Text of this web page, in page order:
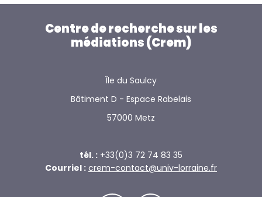
Centre de recherche sur les
médiations (Crem)
Île du Saulcy
Bâtiment D - Espace Rabelais
57000 Metz
tél. : +33(0)3 72 74 83 35
Courriel : crem-contact@univ-lorraine.fr